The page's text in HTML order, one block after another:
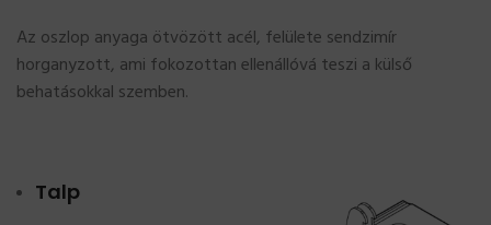
Az oszlop anyaga ötvözött acél, felülete sendzimír
horganyzott, ami fokozottan ellenállóvá teszi a külső
behatásokkal szemben.
Talp